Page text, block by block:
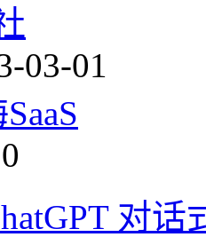
03-01
SaaS